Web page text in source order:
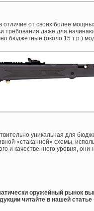
отличие от своих более
требования даже для
бюджетные (около 15 т.р.)
уникальная для
«стаканной» схемы,
и качественного уровня,
оружейный рынок
читайте в нашей статье